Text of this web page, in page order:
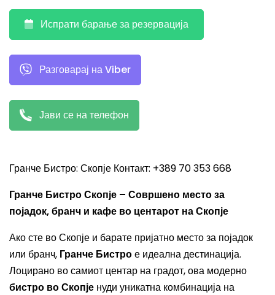
Испрати барање за резервација
Разговарај на Viber
Јави се на телефон
Гранче Бистро: Скопје Контакт: +389 70 353 668
Гранче Бистро Скопје – Совршено место за
појадок, бранч и кафе во центарот на Скопје
Ако сте во Скопје и барате пријатно место за појадок
или бранч, Гранче Бистрое идеална дестинација.
Лоцирано во самиот центар на градот, ова модерно
бистро во Скопје нуди уникатна комбинација на